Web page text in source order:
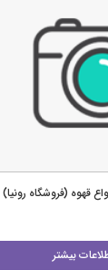
بیشتر
قهوه (فروشگاه رونیا)